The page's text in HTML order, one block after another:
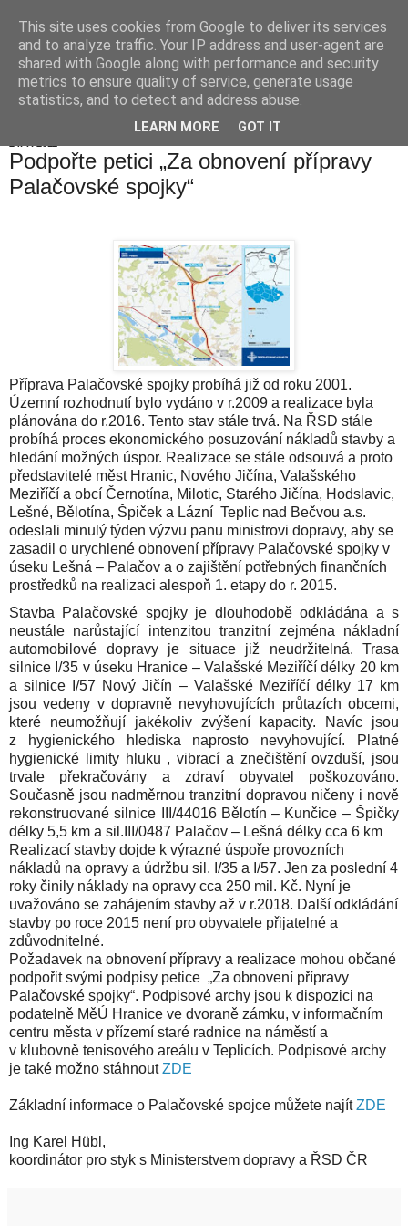
Hranické listy
Podpořte petici „Za obnovení přípravy
Palačovské spojky“
Příprava Palačovské spojky probíhá již od roku 2001.
Územní rozhodnutí bylo vydáno v r.2009 a realizace byla
plánována do r.2016. Tento stav stále trvá. Na ŘSD stále
probíhá proces ekonomického posuzování nákladů stavby a
hledání možných úspor. Realizace se stále odsouvá a proto
představitelé měst Hranic, Nového Jičína, Valašského
Meziříčí a obcí Černotína, Milotic, Starého Jičína, Hodslavic,
Lešné, Bělotína, Špiček a Lázní Teplic nad Bečvou a.s.
odeslali minulý týden výzvu panu ministrovi dopravy, aby se
zasadil o urychlené obnovení přípravy Palačovské spojky v
úseku Lešná – Palačov a o zajištění potřebných finančních
prostředků na realizaci alespoň 1. etapy do r. 2015.
Stavba Palačovské spojky je dlouhodobě odkládána a s
neustále narůstající intenzitou tranzitní zejména nákladní
automobilové dopravy je situace již neudržitelná. Trasa
silnice I/35 v úseku Hranice – Valašské Meziříčí délky 20 km
a silnice I/57 Nový Jičín – Valašské Meziříčí délky 17 km
jsou vedeny v dopravně nevyhovujících průtazích obcemi,
které neumožňují jakékoliv zvýšení kapacity. Navíc jsou
z hygienického hlediska naprosto nevyhovující. Platné
hygienické limity hluku , vibrací a znečištění ovzduší, jsou
trvale překračovány a zdraví obyvatel poškozováno.
Současně jsou nadměrnou tranzitní dopravou ničeny i nově
rekonstruované silnice III/44016 Bělotín – Kunčice – Špičky
délky 5,5 km a sil.III/0487 Palačov – Lešná délky cca 6 km
Realizací stavby dojde k výrazné úspoře provozních
nákladů na opravy a údržbu sil. I/35 a I/57. Jen za poslední 4
roky činily náklady na opravy cca 250 mil . Kč. Nyní je
uvažováno se zahájením stavby až v r.2018. Další odkládání
stavby po roce 2015 není pro obyvatele přijatelné a
zdůvodnitelné.
Požadavek na obnovení přípravy a realizace mohou občané
podpořit svými podpisy petice „Za obnovení přípravy
Palačovské spojky“. Podpisové archy jsou k dispozici na
podatelně MěÚ Hranice ve dvoraně zámku, v informačním
centru města v přízemí staré radnice na náměstí a
v klubovně tenisového areálu v Teplicích. Podpisové archy
je také možno stáhnoutZDE
Základní informace o Palačovské spojce můžete najítZDE
Ing Karel Hübl,
koordinátor pro styk s Ministerstvem dopravy a ŘSD ČR
This site uses cookies from Google to deliver its services
and to analyze traffic. Your IP address and user-agent are
shared with Google along with performance and security
metrics to ensure quality of service, generate usage
statistics, and to detect and address abuse.
LEARN MORE GOT IT